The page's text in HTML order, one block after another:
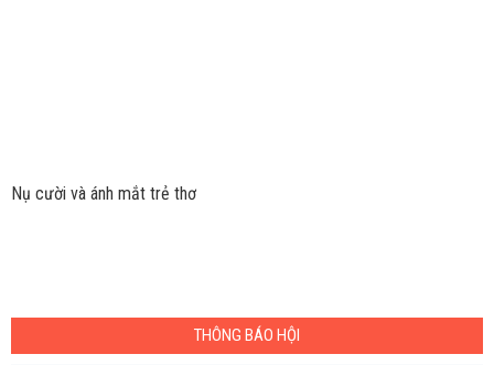
Nụ cười và ánh mắt trẻ thơ
THÔNG BÁO HỘI